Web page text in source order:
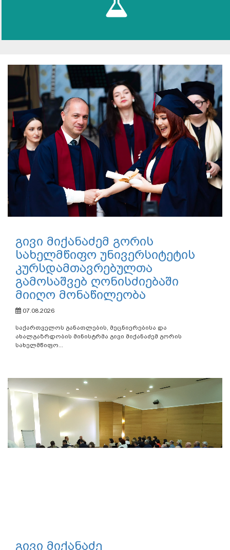
გივი მიქანაძემ გორის
სახელმწიფო უნივერსიტეტის
კურსდამთავრებულთა
გამოსაშვებ ღონისძიებაში
მიიღო მონაწილეობა
07.08.2026
საქართველოს განათლების, მეცნიერებისა და
ახალგაზრდობის მინისტრმა გივი მიქანაძემ გორის
სახელმწიფო...
გივი მიქანაძე